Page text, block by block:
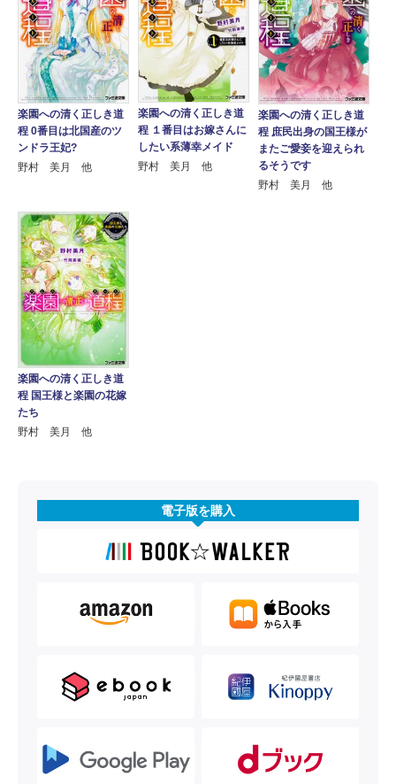
楽園への清く正しき道
程 0番目は北国産のツ
ンドラ王妃?
野村 美月 他
楽園への清く正しき道
程 １番目はお嫁さんに
したい系薄幸メイド
野村 美月 他
楽園への清く正しき道
程 庶民出身の国王様が
またご愛妾を迎えられ
るそうです
野村 美月 他
楽園への清く正しき道
程 国王様と楽園の花嫁
たち
野村 美月 他
電子版を購入